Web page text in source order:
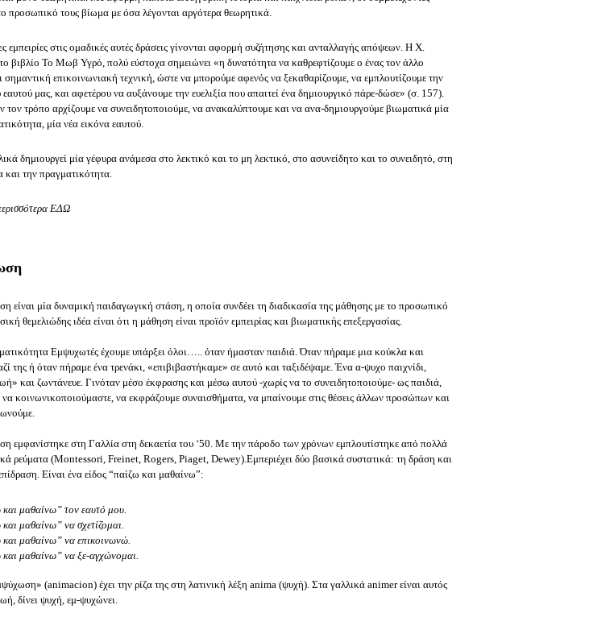
προσωπικό τους βίωμα με όσα λέγονται αργότερα θεωρητικά.
εμπειρίες στις ομαδικές αυτές δράσεις γίνονται αφορμή συζήτησης και ανταλλαγής απόψεων. Η Χ.
βιβλίο Το Μωβ Υγρό, πολύ εύστοχα σημειώνει «η δυνατότητα να καθρεφτίζουμε ο ένας τον άλλο
σημαντική επικοινωνιακή τεχνική, ώστε να μπορούμε αφενός να ξεκαθαρίζουμε, να εμπλουτίζουμε την
εαυτού μας, και αφετέρου να αυξάνουμε την ευελιξία που απαιτεί ένα δημιουργικό πάρε-δώσε» (σ. 157).
τον τρόπο αρχίζουμε να συνειδητοποιούμε, να ανακαλύπτουμε και να ανα-δημιουργούμε βιωματικά μία
μία νέα εικόνα εαυτού.
δημιουργεί μία γέφυρα ανάμεσα στο λεκτικό και το μη λεκτικό, στο ασυνείδητο και το συνειδητό, στη
και την πραγματικότητα.
ΕΔΩ
είναι μία δυναμική παιδαγωγική στάση, η οποία συνδέει τη διαδικασία της μάθησης με το προσωπικό
θεμελιώδης ιδέα είναι ότι η μάθηση είναι προϊόν εμπειρίας και βιωματικής επεξεργασίας.
Εμψυχωτές έχουμε υπάρξει όλοι….. όταν ήμασταν παιδιά. Όταν πήραμε μια κούκλα και
της ή όταν πήραμε ένα τρενάκι, «επιβιβαστήκαμε» σε αυτό και ταξιδέψαμε. Ένα α-ψυχο παιχνίδι,
και ζωντάνευε. Γινόταν μέσο έκφρασης και μέσω αυτού -χωρίς να το συνειδητοποιούμε- ως παιδιά,
να κοινωνικοποιούμαστε, να εκφράζουμε συναισθήματα, να μπαίνουμε στις θέσεις άλλων προσώπων και
εμφανίστηκε στη Γαλλία στη δεκαετία του ‘50. Με την πάροδο των χρόνων εμπλουτίστηκε από πολλά
ρεύματα (Montessori, Freinet, Rogers, Piaget, Dewey).Εμπεριέχει δύο βασικά συστατικά: τη δράση και
Είναι ένα είδος “παίζω και μαθαίνω”:
και μαθαίνω” τον εαυτό μου.
μαθαίνω” να σχετίζομαι.
και μαθαίνω” να επικοινωνώ.
και μαθαίνω” να ξε-αγχώνομαι.
(animacion) έχει την ρίζα της στη λατινική λέξη anima (ψυχή). Στα γαλλικά animer είναι αυτός
δίνει ψυχή, εμ-ψυχώνει.